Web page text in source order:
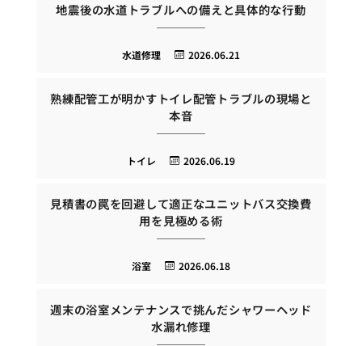
地震後の水道トラブルへの備えと具体的な行動
2026.06.21
水道修理
熟練配管工が明かすトイレ配管トラブルの現場と
本音
2026.06.19
トイレ
見積書の罠を回避して適正なユニットバス交換費
用を見極める術
2026.06.18
浴室
週末の浴室メンテナンスで挑んだシャワーヘッド
水漏れ修理